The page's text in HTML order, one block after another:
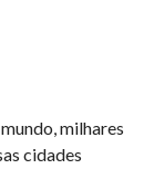
milhares
cidades